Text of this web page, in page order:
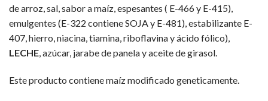
de arroz, sal, sabor a maíz, espesantes ( E-466 y E-415),
emulgentes (E-322 contiene SOJA y E-481), estabilizante E-
407, hierro, niacina, tiamina, riboflavina y ácido fólico),
LECHE, azúcar, jarabe de panela y aceite de girasol.
Este producto contiene maíz modificado geneticamente.